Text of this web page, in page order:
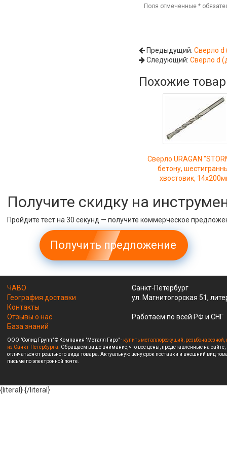
Поля отмеченные*
Предыдущий:Сверло d
Следующий:Сверло d
Похожие
Сверло URAGAN
бетону,
хвостовик,
Получите скидку на
Пройдите тест на 30 секунд — получите коммерческое
Получить предложение
ЧАВО
География доставки
Контакты
Отзывы о нас
База знаний
Санкт-Петербург
ул. Магнитогорская 51,
Работаем по всей РФ и СНГ
ООО "Солид Групп" © Компания "Металл Гирз" - купить металлорежущий,
из Санкт-Петербурга. Обращаем ваше внимание, что все цены, представленные на
отличаться от реального вида товара. Актуальную цену,срок поставки и внешний вид
письме по электронной почте.
{literal}{/literal}